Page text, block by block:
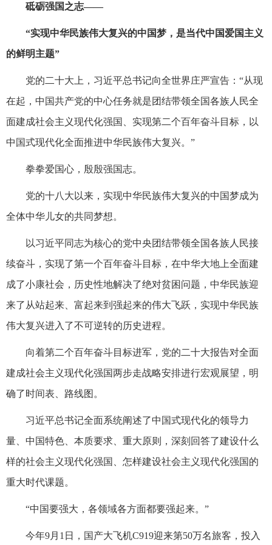
砥砺强国之志——
“实现中华民族伟大复兴的中国梦，是当代中国爱国主义
的鲜明主题”
党的二十大上，习近平总书记向全世界庄严宣告：“从现
在起，中国共产党的中心任务就是团结带领全国各族人民全
面建成社会主义现代化强国、实现第二个百年奋斗目标，以
中国式现代化全面推进中华民族伟大复兴。”
拳拳爱国心，殷殷强国志。
党的十八大以来，实现中华民族伟大复兴的中国梦成为
全体中华儿女的共同梦想。
以习近平同志为核心的党中央团结带领全国各族人民接
续奋斗，实现了第一个百年奋斗目标，在中华大地上全面建
成了小康社会，历史性地解决了绝对贫困问题，中华民族迎
来了从站起来、富起来到强起来的伟大飞跃，实现中华民族
伟大复兴进入了不可逆转的历史进程。
向着第二个百年奋斗目标进军，党的二十大报告对全面
建成社会主义现代化强国两步走战略安排进行宏观展望，明
确了时间表、路线图。
习近平总书记全面系统阐述了中国式现代化的领导力
量、中国特色、本质要求、重大原则，深刻回答了建设什么
样的社会主义现代化强国、怎样建设社会主义现代化强国的
重大时代课题。
“中国要强大，各领域各方面都要强起来。”
今年9月1日，国产大飞机C919迎来第50万名旅客，投入